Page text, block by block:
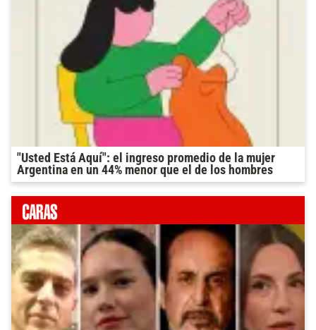
"Usted Está Aquí": el ingreso promedio de la mujer
Argentina en un 44% menor que el de los hombres